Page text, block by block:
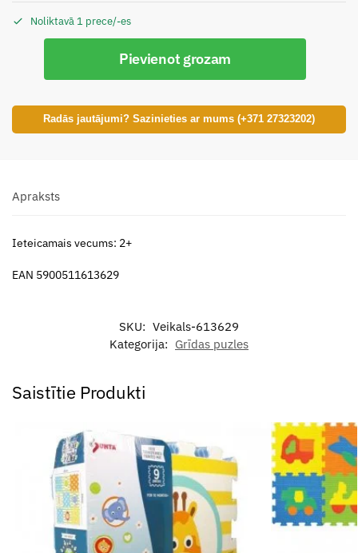
Noliktavā 1 prece/-es
Pievienot grozam
Radās jautājumi? Sazinieties ar mums (+371 27323202)
Apraksts
Ieteicamais vecums: 2+
EAN 5900511613629
SKU: Veikals-613629
Kategorija: Grīdas puzles
Saistītie Produkti